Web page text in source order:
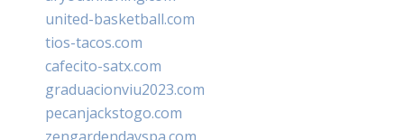
united-basketball.com
tios-tacos.com
cafecito-satx.com
graduacionviu2023.com
pecanjackstogo.com